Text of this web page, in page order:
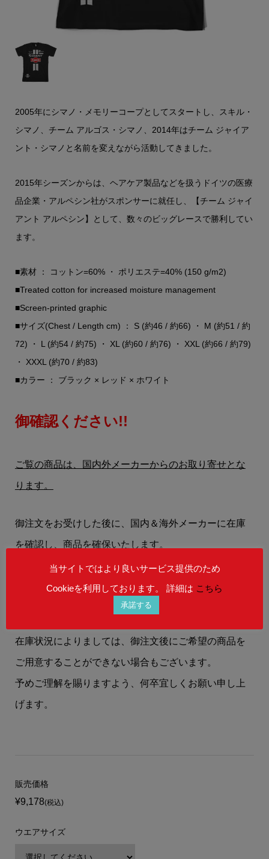
2005年にシマノ・メモリーコープとしてスタートし、スキル・
シマノ、チーム アルゴス・シマノ、2014年はチーム ジャイア
ント・シマノと名前を変えながら活動してきました。
2015年シーズンからは、ヘアケア製品などを扱うドイツの医療
品企業・アルペシン社がスポンサーに就任し、【チーム ジャイ
アント アルペシン】として、数々のビッグレースで勝利してい
ます。
■素材 ： コットン=60% ・ ポリエステ=40% (150 g/m2)
■Treated cotton for increased moisture management
■Screen-printed graphic
■サイズ(Chest / Length cm) ： S (約46 / 約66) ・ M (約51 / 約
72) ・ L (約54 / 約75) ・ XL (約60 / 約76) ・ XXL (約66 / 約79)
・ XXXL (約70 / 約83)
■カラー ： ブラック × レッド × ホワイト
御確認ください!!
ご覧の商品は、国内外メーカーからのお取り寄せとな
ります。
御注文をお受けした後に、国内＆海外メーカーに在庫
を確認し、商品を確保いたします。
【在庫状況】 【お届けまでの納期】
を、メールにてお知らせいたします。
在庫状況によりましては、御注文後にご希望の商品を
ご用意することができない場合もございます。
予めご理解を賜りますよう、何卒宜しくお願い申し上
げます。
販売価格
¥9,178(税込)
ウエアサイズ
当サイトではより良いサービス提供のため
Cookieを利用しております。 詳細は こちら
承諾する